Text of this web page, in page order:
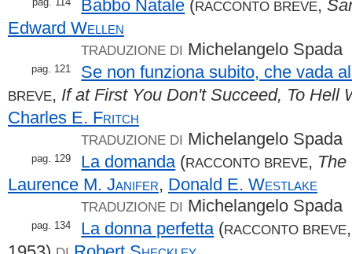
Babbo Natale (RACCONTO BREVE,
Edward Wellen
TRADUZIONE DI Michelangelo Spada
pag. 121 Se non funziona subito, che vada
BREVE, If at First You Don't Succeed, To Hell
Charles E. Fritch
TRADUZIONE DI Michelangelo Spada
pag. 129 La domanda (RACCONTO BREVE, The
Laurence M. Janifer, Donald E. Westlake
TRADUZIONE DI Michelangelo Spada
pag. 134 La donna perfetta (RACCONTO BREVE